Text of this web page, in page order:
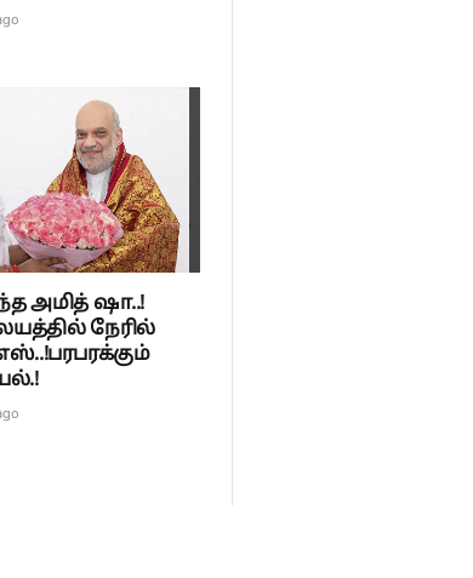
அமித் ஷா..!
நேரில்